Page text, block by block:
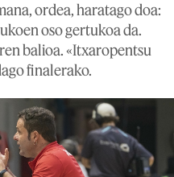
ordea, haratago doa:
oso gertukoa da.
balioa. «Itxaropentsu
finalerako.